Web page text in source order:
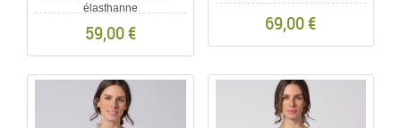
élasthanne
59,00 € 69,00 €